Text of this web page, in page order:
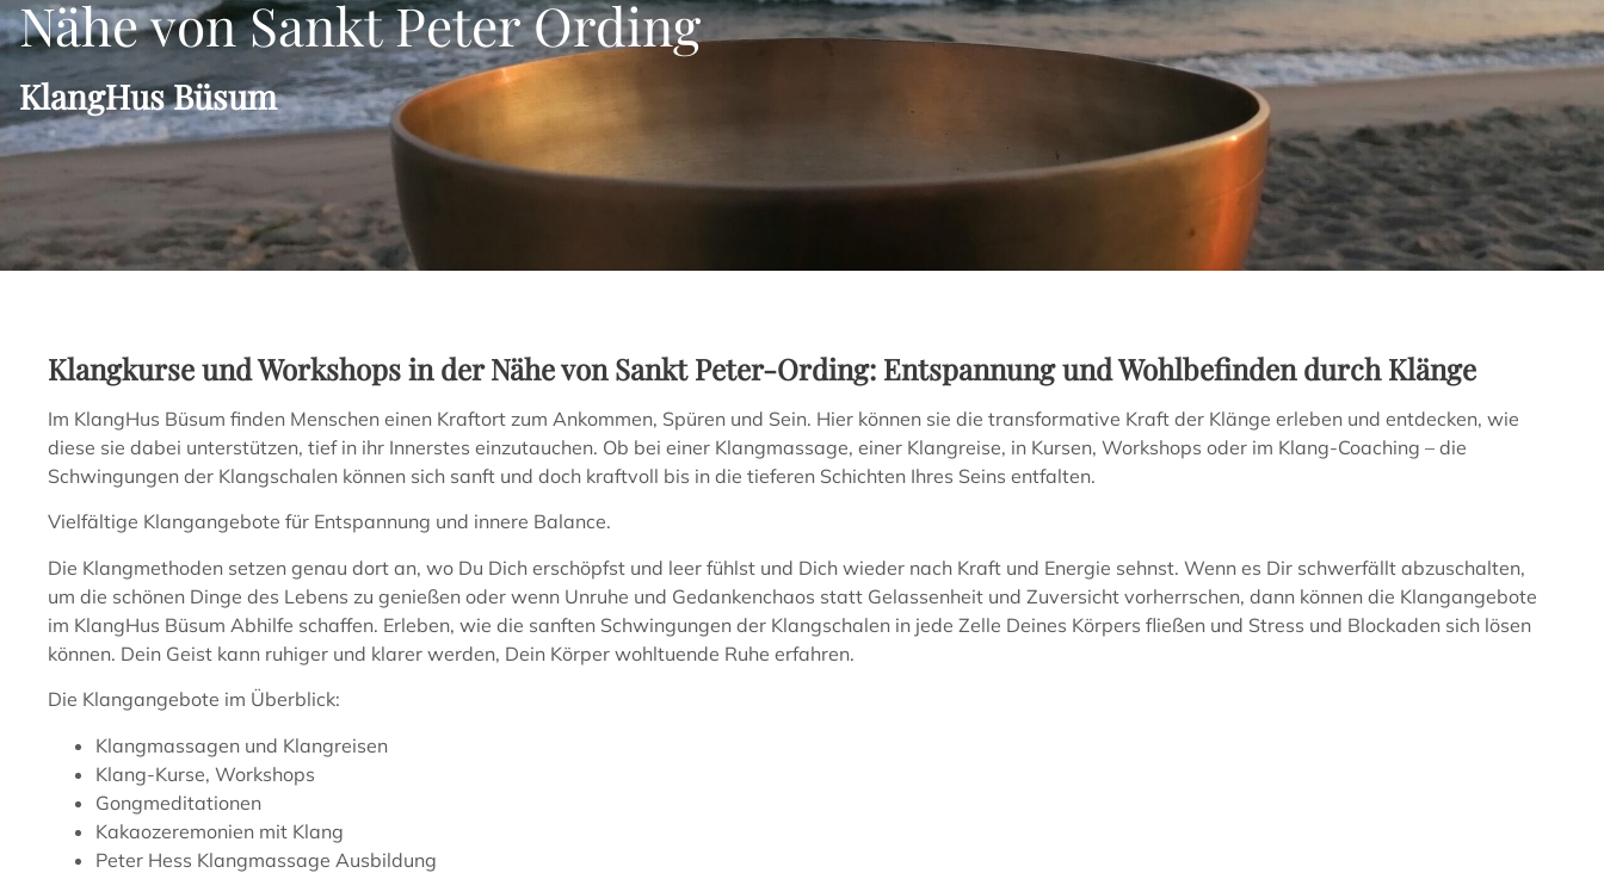
Nähe von Sankt Peter Ording
KlangHus Büsum
Klangkurse und Workshops in der Nähe von Sankt Peter-Ording: Entspannung und Wohlbefinden durch Klänge
Im KlangHus Büsum finden Menschen einen Kraftort zum Ankommen, Spüren und Sein. Hier können sie die transformative Kraft der Klänge erleben und entdecken, wie
diese sie dabei unterstützen, tief in ihr Innerstes einzutauchen. Ob bei einer Klangmassage, einer Klangreise, in Kursen, Workshops oder im Klang-Coaching – die
Schwingungen der Klangschalen können sich sanft und doch kraftvoll bis in die tieferen Schichten Ihres Seins entfalten.
Vielfältige Klangangebote für Entspannung und innere Balance.
Die Klangmethoden setzen genau dort an, wo Du Dich erschöpfst und leer fühlst und Dich wieder nach Kraft und Energie sehnst. Wenn es Dir schwerfällt abzuschalten,
um die schönen Dinge des Lebens zu genießen oder wenn Unruhe und Gedankenchaos statt Gelassenheit und Zuversicht vorherrschen, dann können die Klangangebote
im KlangHus Büsum Abhilfe schaffen. Erleben, wie die sanften Schwingungen der Klangschalen in jede Zelle Deines Körpers fließen und Stress und Blockaden sich lösen
können. Dein Geist kann ruhiger und klarer werden, Dein Körper wohltuende Ruhe erfahren.
Die Klangangebote im Überblick:
Klangmassagen und Klangreisen
Klang-Kurse, Workshops
Gongmeditationen
Kakaozeremonien mit Klang
Peter Hess Klangmassage Ausbildung